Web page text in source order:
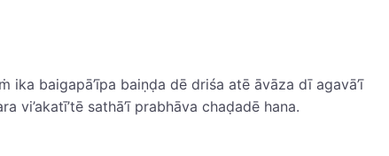
ika baigapā’īpa baiṇḍa dē driśa atē āvāza dī agavā’ī
vi’akatī’tē sathā’ī prabhāva chaḍadē hana.